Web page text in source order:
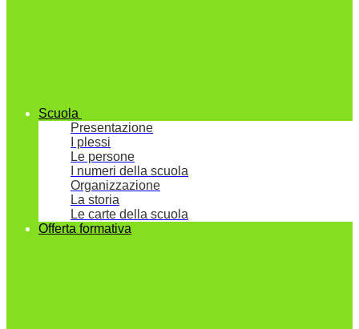
Scuola
Presentazione
I plessi
Le persone
I numeri della scuola
Organizzazione
La storia
Le carte della scuola
Offerta formativa